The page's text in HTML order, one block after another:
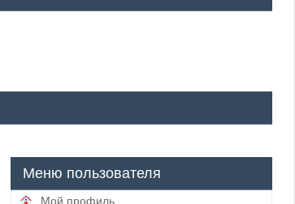
Меню пользователя
Мой профиль